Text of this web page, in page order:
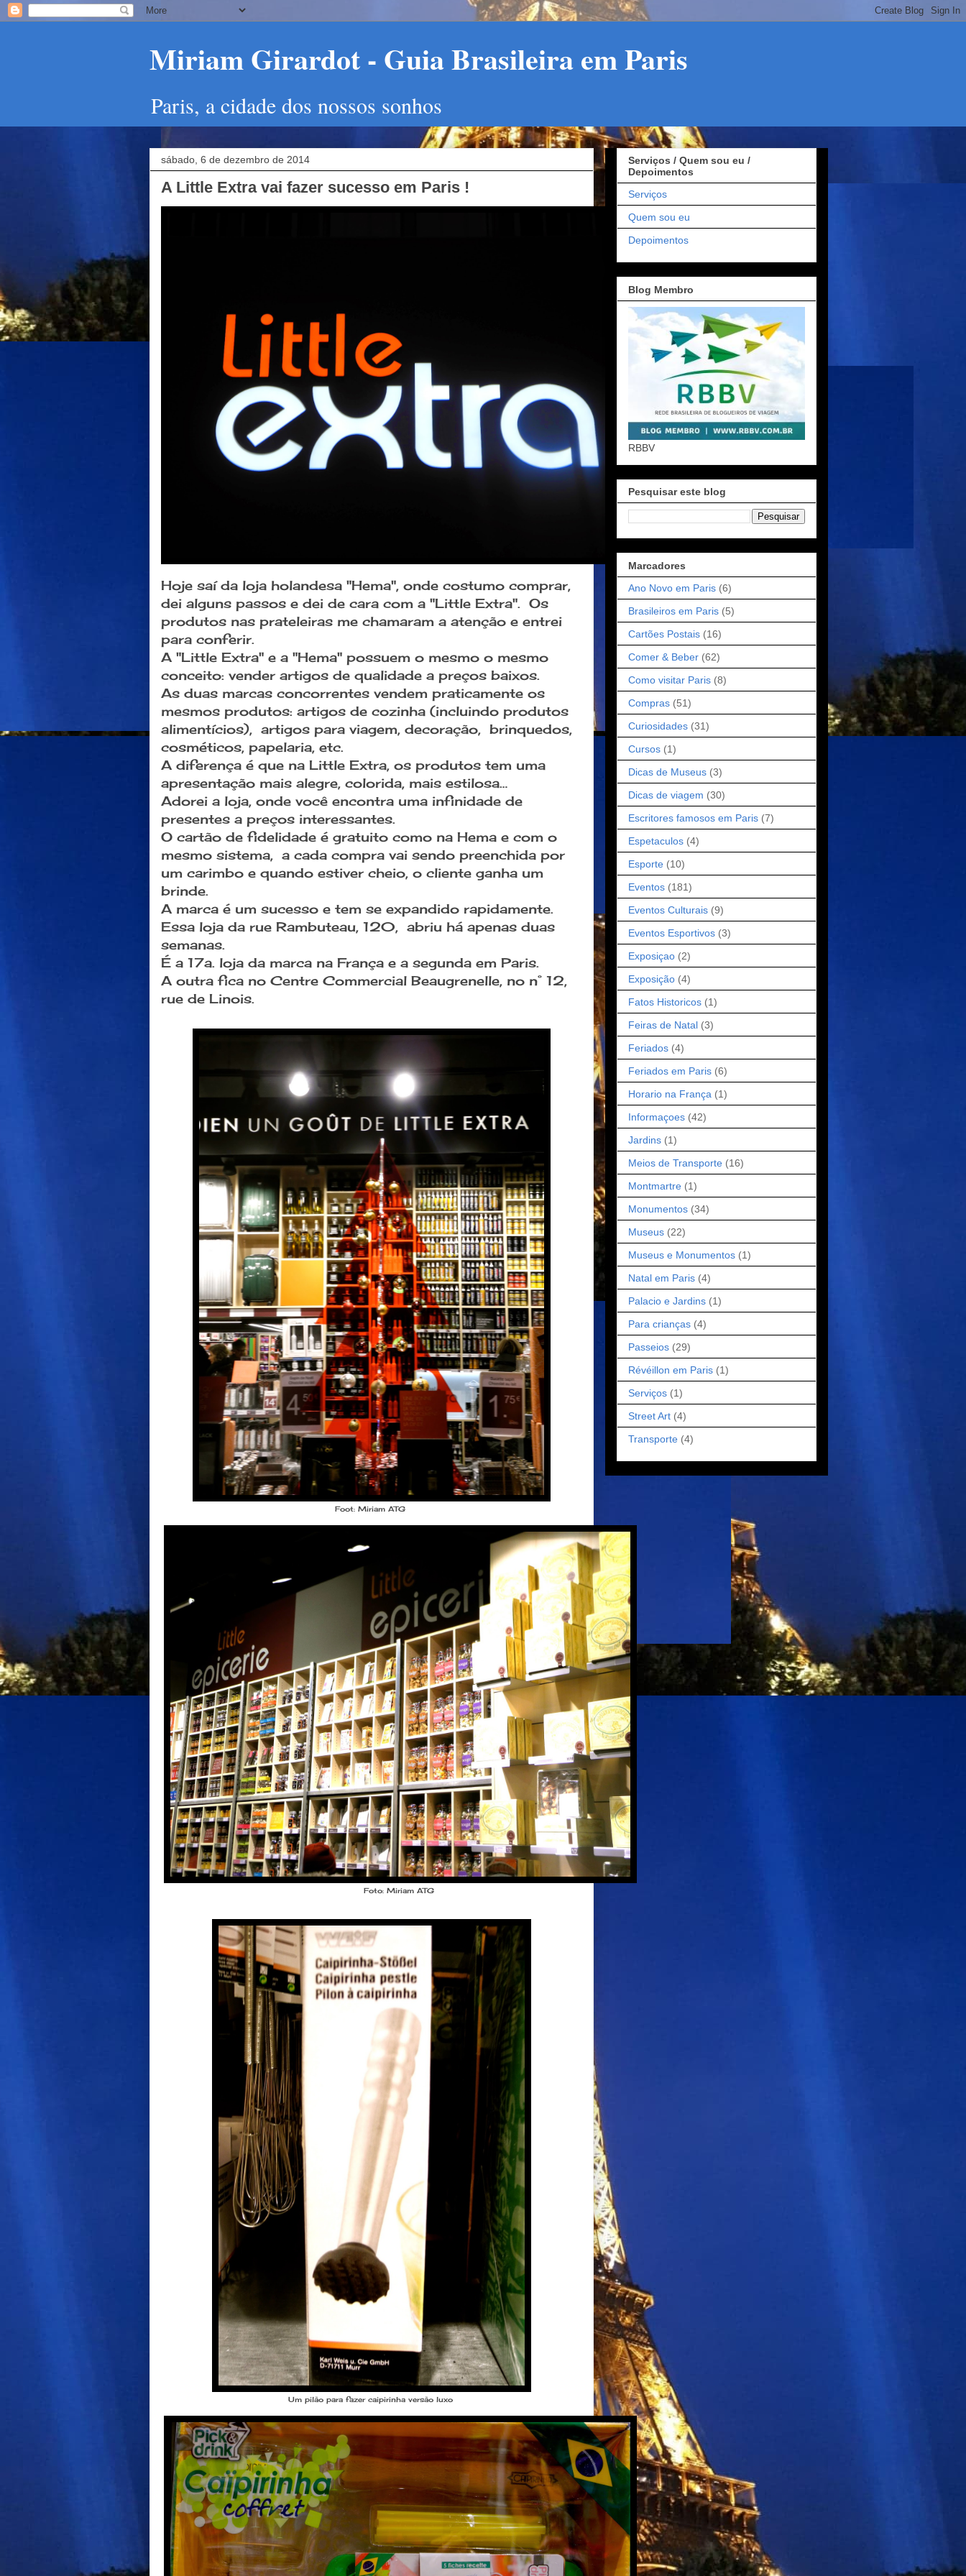
Miriam Girardot - Guia Brasileira em Paris
Paris, a cidade dos nossos sonhos
sábado, 6 de dezembro de 2014
A Little Extra vai fazer sucesso em Paris !
Hoje saí da loja holandesa "Hema", onde costumo comprar,
dei alguns passos e dei de cara com a "Little Extra". Os
produtos nas prateleiras me chamaram a atenção e entrei
para conferir.
A "Little Extra" e a "Hema" possuem o mesmo o mesmo
conceito: vender artigos de qualidade a preços baixos.
As duas marcas concorrentes vendem praticamente os
mesmos produtos: artigos de cozinha (incluindo produtos
alimentícios), artigos para viagem, decoração, brinquedos,
cosméticos, papelaria, etc.
A diferença é que na Little Extra, os produtos tem uma
apresentação mais alegre, colorida, mais estilosa…
Adorei a loja, onde você encontra uma infinidade de
presentes a preços interessantes.
O cartão de fidelidade é gratuito como na Hema e com o
mesmo sistema, a cada compra vai sendo preenchida por
um carimbo e quando estiver cheio, o cliente ganha um
brinde.
A marca é um sucesso e tem se expandido rapidamente.
Essa loja da rue Rambuteau, 120, abriu há apenas duas
semanas.
É a 17a. loja da marca na França e a segunda em Paris.
A outra fica no Centre Commercial Beaugrenelle, no n° 12,
rue de Linois.
Foot: Miriam ATG
Foto: Miriam ATG
Um pilão para fazer caipirinha versão luxo
Serviços / Quem sou eu /
Depoimentos
Serviços
Quem sou eu
Depoimentos
Blog Membro
RBBV
Pesquisar este blog
Marcadores
Ano Novo em Paris (6)
Brasileiros em Paris (5)
Cartões Postais (16)
Comer & Beber (62)
Como visitar Paris (8)
Compras (51)
Curiosidades (31)
Cursos (1)
Dicas de Museus (3)
Dicas de viagem (30)
Escritores famosos em Paris (7)
Espetaculos (4)
Esporte (10)
Eventos (181)
Eventos Culturais (9)
Eventos Esportivos (3)
Exposiçao (2)
Exposição (4)
Fatos Historicos (1)
Feiras de Natal (3)
Feriados (4)
Feriados em Paris (6)
Horario na França (1)
Informaçoes (42)
Jardins (1)
Meios de Transporte (16)
Montmartre (1)
Monumentos (34)
Museus (22)
Museus e Monumentos (1)
Natal em Paris (4)
Palacio e Jardins (1)
Para crianças (4)
Passeios (29)
Révéillon em Paris (1)
Serviços (1)
Street Art (4)
Transporte (4)